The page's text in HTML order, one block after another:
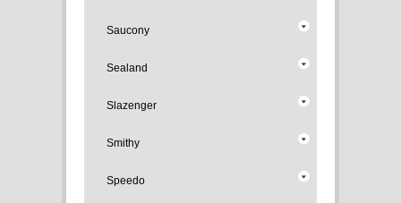
Saucony
Sealand
Slazenger
Smithy
Speedo